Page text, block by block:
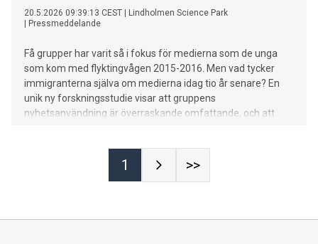
20.5.2026 09:39:13 CEST
Lindholmen Science Park
Pressmeddelande
Få grupper har varit så i fokus för medierna som de unga
som kom med flyktingvågen 2015-2016. Men vad tycker
immigranterna själva om medierna idag tio år senare? En
unik ny forskningsstudie visar att gruppens
nyhetsanvändning är överraskande omfattande, och att
1 >>